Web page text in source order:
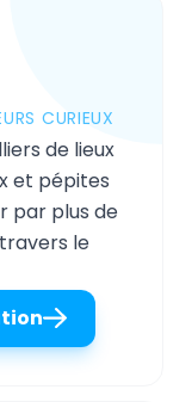
CURIEUX
de lieux
et pépites
par plus de
le